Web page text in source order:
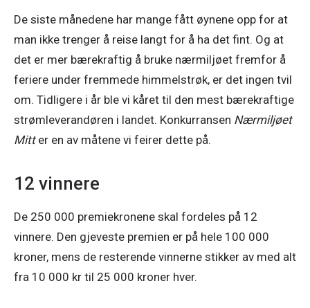
De siste månedene har mange fått øynene opp for at
man ikke trenger å reise langt for å ha det fint. Og at
det er mer bærekraftig å bruke nærmiljøet fremfor å
feriere under fremmede himmelstrøk, er det ingen tvil
om. Tidligere i år ble vi kåret til den mest bærekraftige
strømleverandøren i landet. Konkurransen Nærmiljøet
Mitt er en av måtene vi feirer dette på.
12 vinnere
De 250 000 premiekronene skal fordeles på 12
vinnere. Den gjeveste premien er på hele 100 000
kroner, mens de resterende vinnerne stikker av med alt
fra 10 000 kr til 25 000 kroner hver.